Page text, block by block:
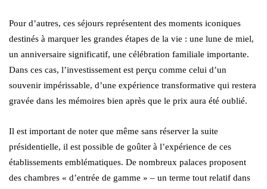
Pour d’autres, ces séjours représentent des moments iconiques
destinés à marquer les grandes étapes de la vie : une lune de miel,
un anniversaire significatif, une célébration familiale importante.
Dans ces cas, l’investissement est perçu comme celui d’un
souvenir impérissable, d’une expérience transformative qui restera
gravée dans les mémoires bien après que le prix aura été oublié.
Il est important de noter que même sans réserver la suite
présidentielle, il est possible de goûter à l’expérience de ces
établissements emblématiques. De nombreux palaces proposent
des chambres « d’entrée de gamme » – un terme tout relatif dans